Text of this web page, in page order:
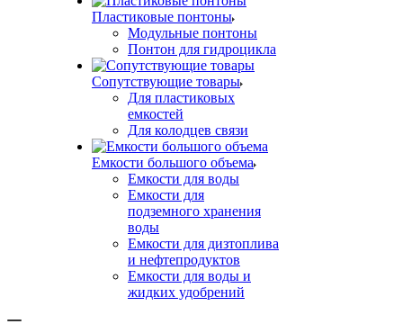
Пластиковые понтоны
Модульные понтоны
Понтон для гидроцикла
Сопутствующие товары
Для пластиковых
емкостей
Для колодцев связи
Емкости большого объема
Емкости для воды
Емкости для
подземного хранения
воды
Емкости для дизтоплива
и нефтепродуктов
Емкости для воды и
жидких удобрений